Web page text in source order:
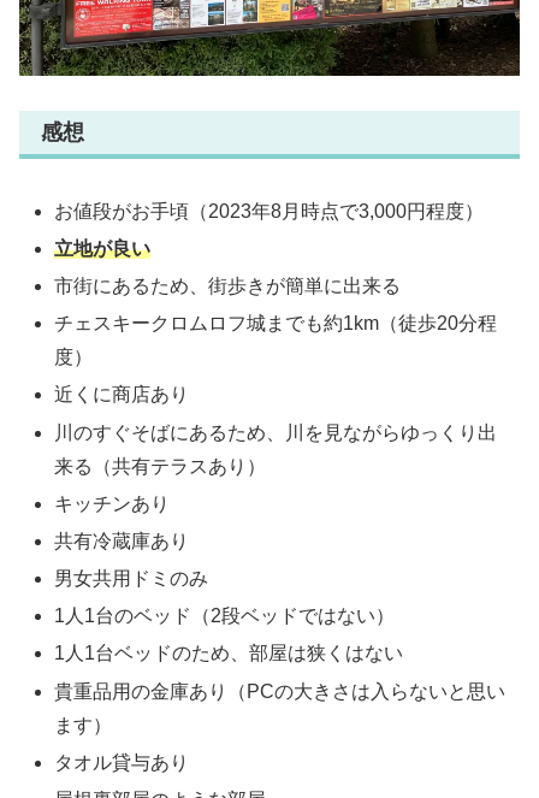
感想
お値段がお手頃（2023年8月時点で3,000円程度）
立地が良い
市街にあるため、街歩きが簡単に出来る
チェスキークロムロフ城までも約1km（徒歩20分程
度）
近くに商店あり
川のすぐそばにあるため、川を見ながらゆっくり出
来る（共有テラスあり）
キッチンあり
共有冷蔵庫あり
男女共用ドミのみ
1人1台のベッド（2段ベッドではない）
1人1台ベッドのため、部屋は狭くはない
貴重品用の金庫あり（PCの大きさは入らないと思い
ます）
タオル貸与あり